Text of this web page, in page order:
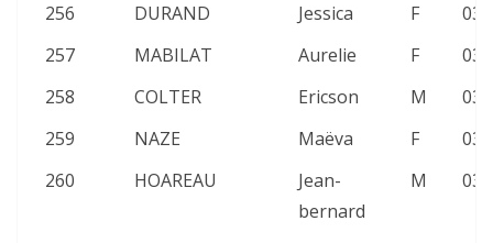
256
DURAND Jessica F
257
MABILAT Aurelie F
258
COLTER Ericson M
259
NAZE Maëva F
260
HOAREAU
Jean-
bernard
M